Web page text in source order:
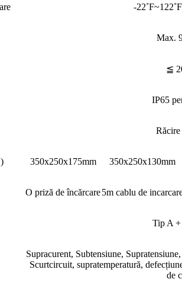
-
Max.
≦
IP65
Răcire
350x250x175mm 350x250x130mm
O priză de încărcare5m cablu de
Tip A
Supracurent, Subtensiune,
Scurtcircuit, supratemperatură,
de